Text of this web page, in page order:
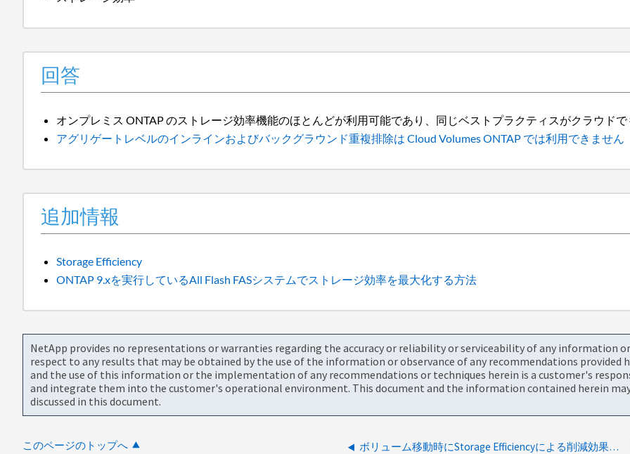
回答
オンプレミス ONTAP のストレージ効率機能のほとんどが利用可能であり、同じベストプラクティスがクラウド
アグリゲートレベルのインラインおよびバックグラウンド重複排除は Cloud Volumes ONTAP では利用できません
追加情報
Storage Efficiency
ONTAP 9.xを実行しているAll Flash FASシステムでストレージ効率を最大化する方法
NetApp provides no representations or warranties regarding the accuracy or reliability or serviceability of any information
respect to any results that may be obtained by the use of the information or observance of any recommendations provided
and the use of this information or the implementation of any recommendations or techniques herein is a customer's
and integrate them into the customer's operational environment. This document and the information contained herein
discussed in this document.
このページのトップへ ボリューム移動時にStorage Efficiencyによる削減効果が維持されるかどうか